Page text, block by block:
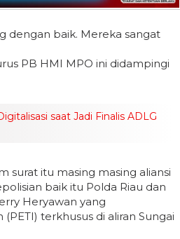
dengan baik. Mereka sangat
PB HMI MPO ini didampingi
saat Jadi Finalis ADLG
surat itu masing masing aliansi
baik itu Polda Riau dan
Heryawan yang
terkhusus di aliran Sungai